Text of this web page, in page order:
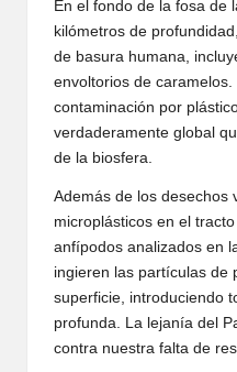
En el fondo de la fosa de
kilómetros de
de basura humana,
envoltorios de
contaminación por
verdaderamente global
de la biosfera.
Además de los desechos
microplásticos en el
anfípodos analizados en
ingieren las partículas de
superficie, introduciendo
profunda. La lejanía del
contra nuestra falta de